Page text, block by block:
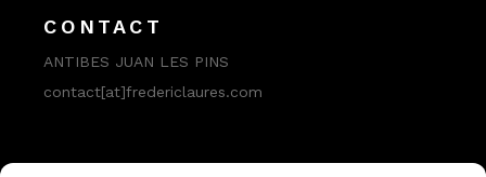
CONTACT
ANTIBES JUAN LES PINS
contact[at]fredericlaures.com